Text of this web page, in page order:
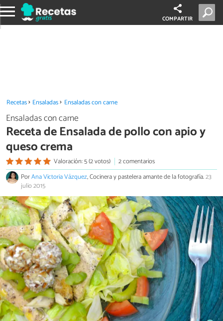
COMPARTIR
Recetas Ensaladas Ensaladas con carne
Ensaladas con carne
Receta de Ensalada de pollo con apio y
queso crema
Valoración: 5 (2 votos)
2 comentarios
PorAna Victoria Vázquez, Cocinera y pastelera amante de la fotografía.23
julio 2015